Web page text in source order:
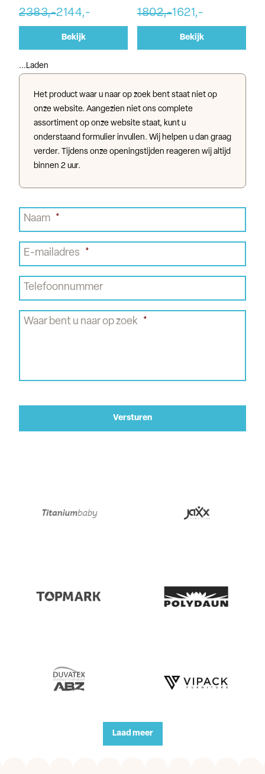
2383,-2144,-
Bekijk
1802,-1621,-
Bekijk
...Laden
Het product waar u naar op zoek bent staat niet op
onze website. Aangezien niet ons complete
assortiment op onze website staat, kunt u
onderstaand formulier invullen. Wij helpen u dan graag
verder. Tijdens onze openingstijden reageren wij altijd
binnen 2 uur.
Naam *
E-mailadres *
Telefoonnummer
Waar bent u naar op zoek *
Laad meer